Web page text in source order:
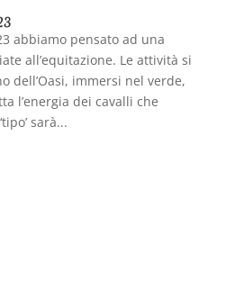
abbiamo pensato ad una
all’equitazione. Le attività si
dell’Oasi, immersi nel verde,
l’energia dei cavalli che
sarà...